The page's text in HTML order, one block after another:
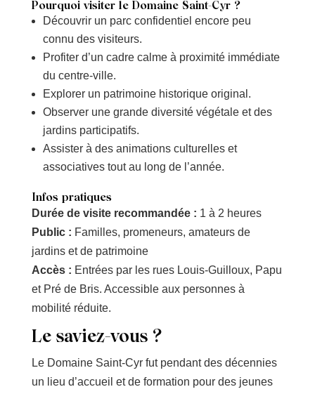
Pourquoi visiter le Domaine Saint-Cyr ?
Découvrir un parc confidentiel encore peu
connu des visiteurs.
Profiter d’un cadre calme à proximité immédiate
du centre-ville.
Explorer un patrimoine historique original.
Observer une grande diversité végétale et des
jardins participatifs.
Assister à des animations culturelles et
associatives tout au long de l’année.
Infos pratiques
Durée de visite recommandée : 1 à 2 heures
Public : Familles, promeneurs, amateurs de
jardins et de patrimoine
Accès : Entrées par les rues Louis-Guilloux, Papu
et Pré de Bris. Accessible aux personnes à
mobilité réduite.
Le saviez-vous ?
Le Domaine Saint-Cyr fut pendant des décennies
un lieu d’accueil et de formation pour des jeunes